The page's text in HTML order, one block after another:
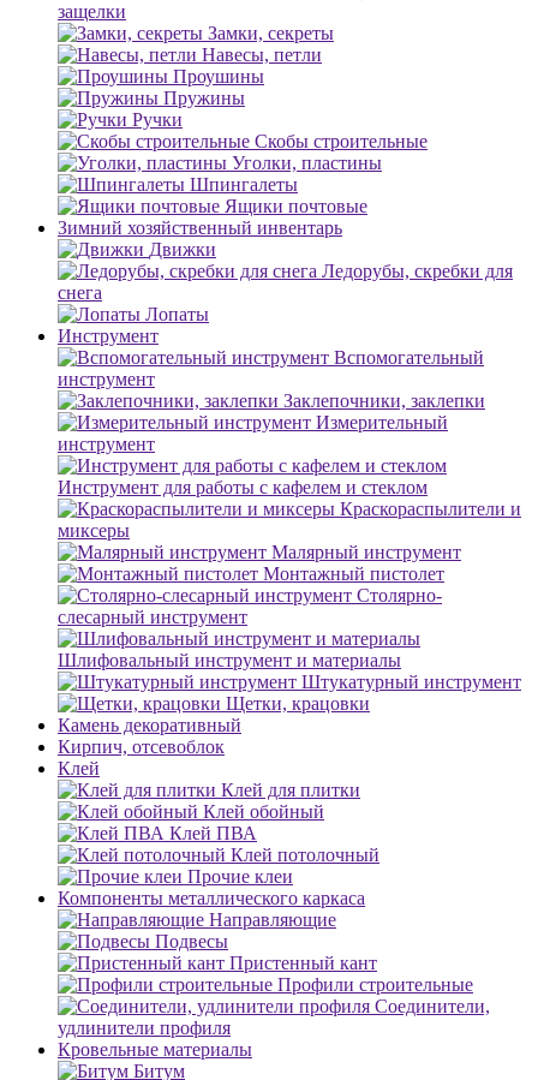
защелки
Замки, секреты
Навесы, петли
Проушины
Пружины
Ручки
Скобы строительные
Уголки, пластины
Шпингалеты
Ящики почтовые
Зимний хозяйственный инвентарь
Движки
Ледорубы, скребки для
снега
Лопаты
Инструмент
Вспомогательный
инструмент
Заклепочники, заклепки
Измерительный
инструмент
Инструмент для работы с кафелем и стеклом
Краскораспылители и
миксеры
Малярный инструмент
Монтажный пистолет
Столярно-
слесарный инструмент
Шлифовальный инструмент и материалы
Штукатурный инструмент
Щетки, крацовки
Камень декоративный
Кирпич, отсевоблок
Клей
Клей для плитки
Клей обойный
Клей ПВА
Клей потолочный
Прочие клеи
Компоненты металлического каркаса
Направляющие
Подвесы
Пристенный кант
Профили строительные
Соединители,
удлинители профиля
Кровельные материалы
Битум